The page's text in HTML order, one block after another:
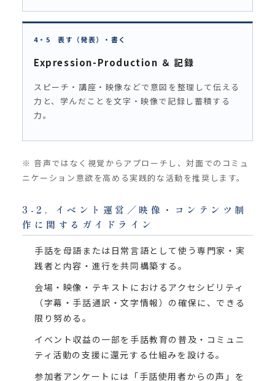
4・5 表す（発表）・書く
Expression-Production ＆ 記録
スピーチ・講座・映像などで意図を整理して伝える
力と、学んだことを文字・映像で記録し蓄積する
力。
※ 音声ではなく視覚からアプローチし、対面でのコミュ
ニケーション意欲を高める実践的な活動を推奨します。
3-2. イベント運営／映像・コンテンツ制
作に関するガイドライン
手話を母語または日常言語として使う専門家・実
践者と内容・進行を共同構築する。
会場・映像・テキストにおけるアクセシビリティ
（字幕・手話通訳・文字情報）の確保に、できる
限り努める。
イベント収益の一部を手話教育の普及・コミュニ
ティ活動の支援に還元する仕組みを設ける。
参加者アンケートには「手話使用者からの声」を